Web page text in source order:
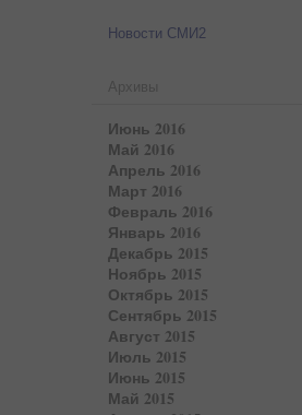
Новости СМИ2
Архивы
Июнь 2016
Май 2016
Апрель 2016
Март 2016
Февраль 2016
Январь 2016
Декабрь 2015
Ноябрь 2015
Октябрь 2015
Сентябрь 2015
Август 2015
Июль 2015
Июнь 2015
Май 2015